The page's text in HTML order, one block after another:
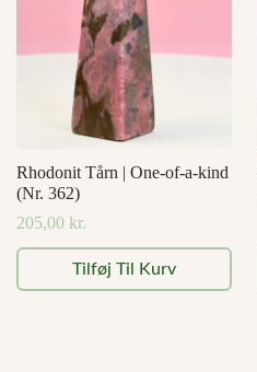
Rhodonit Tårn | One-of-a-kind
(Nr. 362)
205,00 kr.
Tilføj Til Kurv